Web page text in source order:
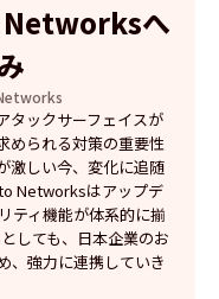
Networksへ
タックサーフェイスが
められる対策の重要性
激しい今、変化に追随
Networksはアップデ
ティ機能が体系的に揃
しても、日本企業のお
、強力に連携していき